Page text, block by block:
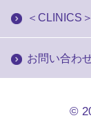
＜CLINICS
お問い合わ
©